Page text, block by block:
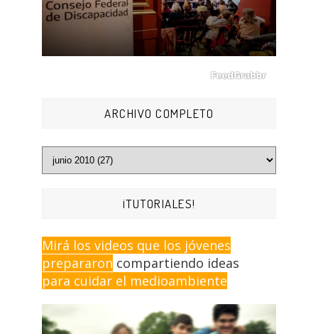
ARCHIVO COMPLETO
¡TUTORIALES!
Mirá los videos que los jóvenes
prepararon compartiendo ideas
para cuidar el medioambiente